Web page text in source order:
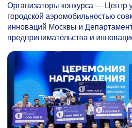
Организаторы конкурса — Центр
городской аэромобильностью
инноваций Москвы и
предпринимательства и